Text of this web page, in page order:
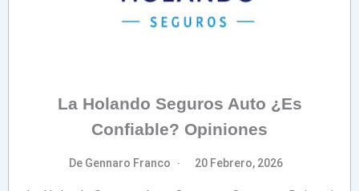
La Holando Seguros Auto ¿Es
Confiable? Opiniones
De Gennaro Franco 20 Febrero, 2026